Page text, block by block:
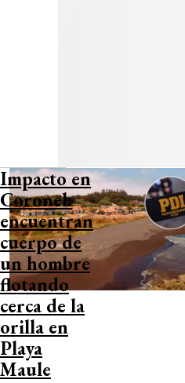
Impacto en
Coronel:
encuentran
cuerpo de
un hombre
flotando
cerca de la
orilla en
Playa
Maule